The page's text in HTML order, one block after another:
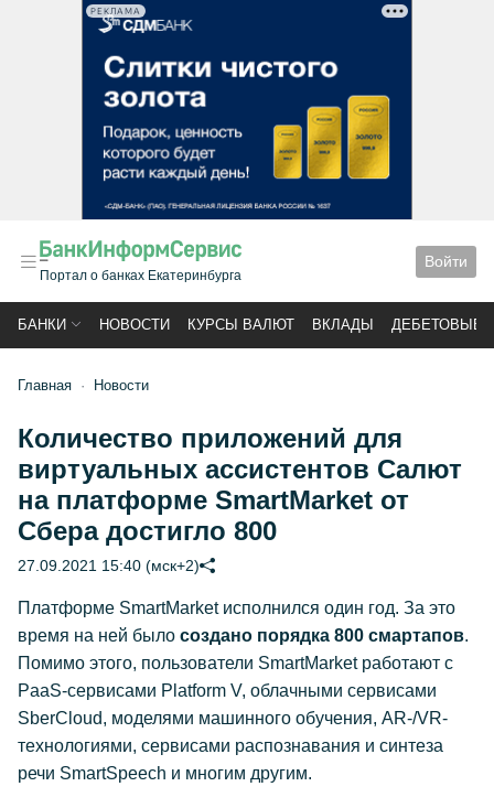
РЕКЛАМА
Портал о банках Екатеринбурга
Войти
БАНКИ НОВОСТИ КУРСЫ ВАЛЮТ ВКЛАДЫ ДЕБЕТОВЫЕ
Главная Новости
Количество приложений для
виртуальных ассистентов Салют
на платформе SmartMarket от
Сбера достигло 800
27.09.2021 15:40 (мск+2)
Платформе SmartMarket исполнился один год. За это
время на ней было создано порядка 800 смартапов.
Помимо этого, пользователи SmartMarket работают с
PaaS-сервисами Platform V, облачными сервисами
SberCloud, моделями машинного обучения, AR-/VR-
технологиями, сервисами распознавания и синтеза
речи SmartSpeech и многим другим.